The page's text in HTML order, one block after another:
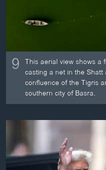
ສຽງ
ລາຍການກະຈາຍສຽງ
ລາຍງານ
ຕິດຕາມພວກເຮົາ ທີ່
ພາສາຕ່າງໆ
9 This aerial view shows a
casting a net in the
confluence of the Tigris
southern city of Basra.